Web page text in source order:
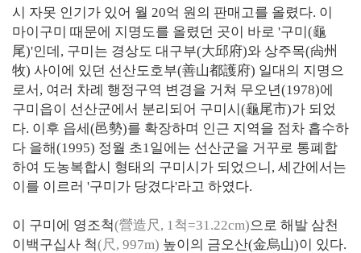
시 자못 인기가 있어 월 20억 원의 판매고를 올렸다. 이
마이구미 때문에 지명도를 올렸던 곳이 바로 '구미(龜
尾)'인데, 구미는 경상도 대구부(大邱府)와 상주목(尙州
牧) 사이에 있던 선산도호부(善山都護府) 일대의 지명으
로서, 여러 차례 행정구역 변경을 거쳐 무오년(1978)에
구미읍이 선산군에서 분리되어 구미시(龜尾市)가 되었
다. 이후 읍세(邑勢)를 확장하며 인근 지역을 점차 흡수하
다 을해(1995) 정월 초1일에는 선산군을 거꾸로 통폐합
하여 도농복합시 형태의 구미시가 되었으니, 세간에서는
이를 이르러 '구미가 당겼다'라고 하였다.
이 구미에 영조척(營造尺, 1척=31.22cm)으로 해발 삼천
이백구십사 척(尺, 997m) 높이의 금오산(金烏山)이 있다.